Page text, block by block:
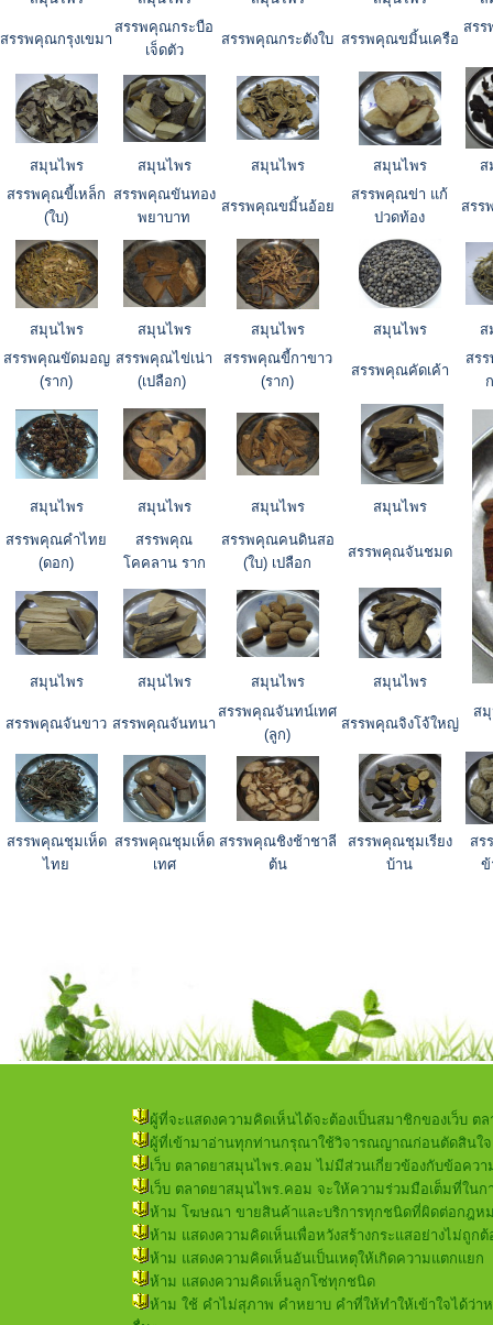
สรรพคุณกรุงเขมา
สรรพคุณกระบือ
เจ็ดตัว
สรรพคุณกระตังใบ สรรพคุณขมิ้นเครือ
สร
สมุนไพร สมุนไพร สมุนไพร สมุนไพร
ส
สรรพคุณขี้เหล็ก
(ใบ)
สรรพคุณขันทอง
พยาบาท
สรรพคุณขมิ้นอ้อย
สรรพคุณข่า แก้
ปวดท้อง
สรร
สมุนไพร สมุนไพร สมุนไพร สมุนไพร
ส
สรรพคุณขัดมอญ
(ราก)
สรรพคุณไข่เน่า
(เปลือก)
สรรพคุณขี้กาขาว
(ราก)
สรรพคุณคัดเค้า
สร
สมุนไพร สมุนไพร สมุนไพร
สมุนไพร
สรรพคุณคำไทย
(ดอก)
สรรพคุณ
โคคลาน ราก
สรรพคุณคนดินสอ
(ใบ) เปลือก
สรรพคุณจันชมด
สมุนไพร สมุนไพร สมุนไพร สมุนไพร
สรรพคุณจันขาว สรรพคุณจันทนา
สรรพคุณจันทน์เทศ
(ลูก)
สรรพคุณจิงโจ้ใหญ่
ส
สรรพคุณชุมเห็ด
ไทย
สรรพคุณชุมเห็ด
เทศ
สรรพคุณชิงช้าชาลี
ต้น
สรรพคุณชุมเรียง
บ้าน
สร
ข้
ผู้ที่จะแสดงความคิดเห็นได้จะต้องเป็นสมาชิกของเว็บ
ผู้ที่เข้ามาอ่านทุกท่านกรุณาใช้วิจารณญาณก่อนตัดสินใจ
เว็บ ตลาดยาสมุนไพร.คอม ไม่มีส่วนเกี่ยวข้องกับข้อคว
เว็บ ตลาดยาสมุนไพร.คอม จะให้ความร่วมมือเต็มที่ใน
ห้าม โฆษณา ขายสินค้าและบริการทุกชนิดที่ผิดต่อกฎห
ห้าม แสดงความคิดเห็นเพื่อหวังสร้างกระแสอย่างไม่ถูกต้
ห้าม แสดงความคิดเห็นอันเป็นเหตุให้เกิดความแตกแยก
ห้าม แสดงความคิดเห็นลูกโซ่ทุกชนิด
ห้าม ใช้ คำไม่สุภาพ คำหยาบ คำที่ให้ทำให้เข้าใจได้ว่